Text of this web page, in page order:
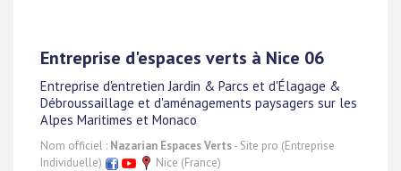
Entreprise d'espaces verts à Nice 06
Entreprise d'entretien Jardin & Parcs et d'Élagage &
Débroussaillage et d'aménagements paysagers sur les
Alpes Maritimes et Monaco
Nom officiel : Nazarian Espaces Verts- Site pro (Entreprise
Individuelle)
Nice (France)